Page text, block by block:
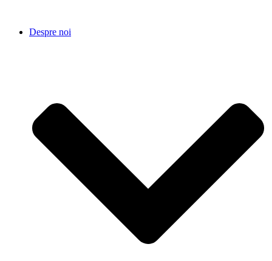
Despre noi